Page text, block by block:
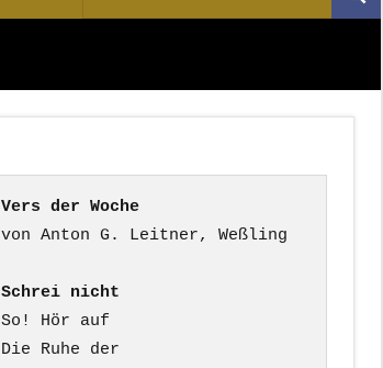
nach:
Vers der Woche
Schrei nicht
So! Hör auf
Die Ruhe der